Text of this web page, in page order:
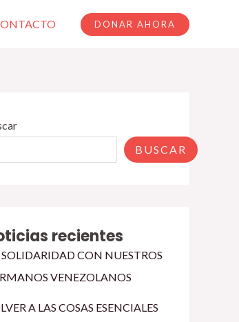
DONAR AHORA
BUSCAR
recientes
SOLIDARIDAD CON NUESTROS
VENEZOLANOS
A LAS COSAS ESENCIALES